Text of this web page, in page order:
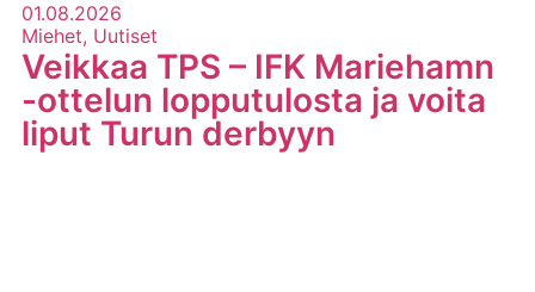
01.08.2026
Miehet, Uutiset
Veikkaa TPS – IFK Mariehamn
-ottelun lopputulosta ja voita
liput Turun derbyyn